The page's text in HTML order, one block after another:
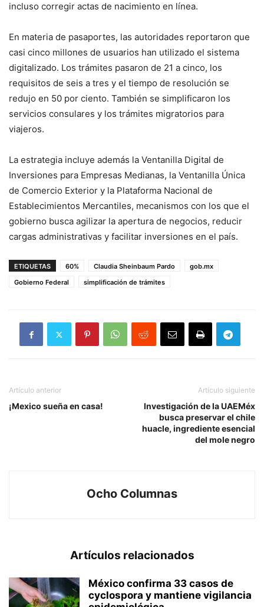
incluso corregir actas de nacimiento en línea.
En materia de pasaportes, las autoridades reportaron que
casi cinco millones de usuarios han utilizado el sistema
digitalizado. Los trámites pasaron de 21 a cinco, los
requisitos de seis a tres y el tiempo de resolución se
redujo en 50 por ciento. También se simplificaron los
servicios consulares y los trámites migratorios para
viajeros.
La estrategia incluye además la Ventanilla Digital de
Inversiones para Empresas Medianas, la Ventanilla Única
de Comercio Exterior y la Plataforma Nacional de
Establecimientos Mercantiles, mecanismos con los que el
gobierno busca agilizar la apertura de negocios, reducir
cargas administrativas y facilitar inversiones en el país.
ETIQUETAS 60% Claudia Sheinbaum Pardo
gob.mx
Gobierno Federal
simplificación de trámites
Artículo anterior
¡Mexico sueña en casa!
Artículo siguiente
Investigación de la UAEMéx
busca preservar el chile
huacle, ingrediente esencial
del mole negro
Ocho Columnas
Artículos relacionados
México confirma 33 casos de
cyclospora y mantiene vigilancia